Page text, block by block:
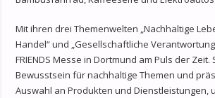
Mit ihren drei Themenwelten „Nachhaltige
Handel“ und „Gesellschaftliche
FRIENDS Messe in Dortmund am Puls der Zeit.
Bewusstsein für nachhaltige Themen und
Auswahl an Produkten und Dienstleistungen,